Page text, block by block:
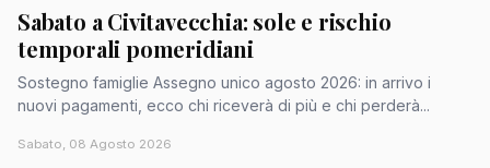
Sabato a Civitavecchia: sole e rischio
temporali pomeridiani
Sostegno famiglie Assegno unico agosto 2026: in arrivo i
nuovi pagamenti, ecco chi riceverà di più e chi perderà...
Sabato, 08 Agosto 2026